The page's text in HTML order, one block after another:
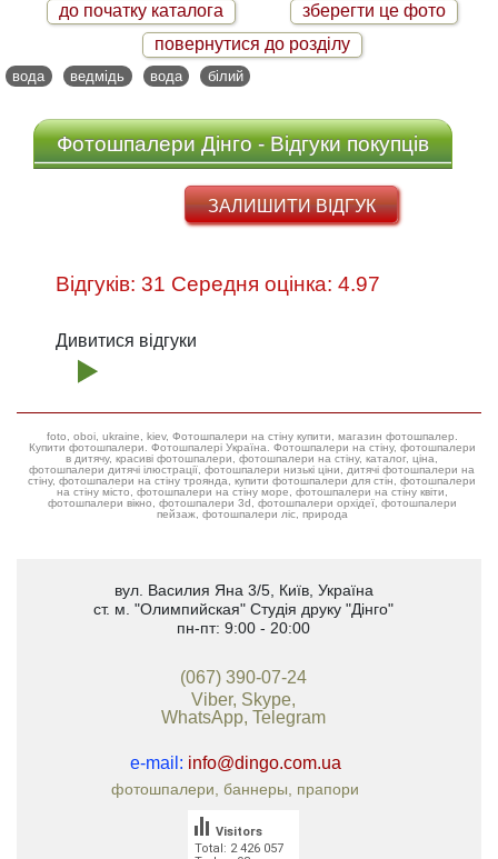
до початку каталога
зберегти це фото
повернутися до розділу
вода ведмідь вода білий
Фотошпалери Дінго - Відгуки покупців
ЗАЛИШИТИ ВІДГУК
Відгуків: 31 Середня оцінка: 4.97
Дивитися відгуки
foto, oboi, ukraine, kiev, Фотошпалери на стіну купити, магазин фотошпалер.
Купити фотошпалери. Фотошпалері Україна. Фотошпалери на стіну, фотошпалери
в дитячу, красиві фотошпалери, фотошпалери на стіну, каталог, ціна,
фотошпалери дитячі ілюстрації, фотошпалери низькі ціни, дитячі фотошпалери на
стіну, фотошпалери на стіну троянда, купити фотошпалери для стін, фотошпалери
на стіну місто, фотошпалери на стіну море, фотошпалери на стіну квіти,
фотошпалери вікно, фотошпалери 3d, фотошпалери орхідеї, фотошпалери
пейзаж, фотошпалери ліс, природа
вул. Василия Яна 3/5, Київ, Україна
ст. м. "Олимпийская" Студія друку "Дінго"
пн-пт: 9:00 - 20:00
(067) 390-07-24
Viber, Skype,
WhatsApp, Telegram
e-mail: info@dingo.com.ua
фотошпалери, баннеры, прапори
Total: 2 426 057
Visitors